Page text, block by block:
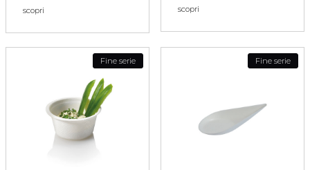
scopri
scopri
Fine serie Fine serie